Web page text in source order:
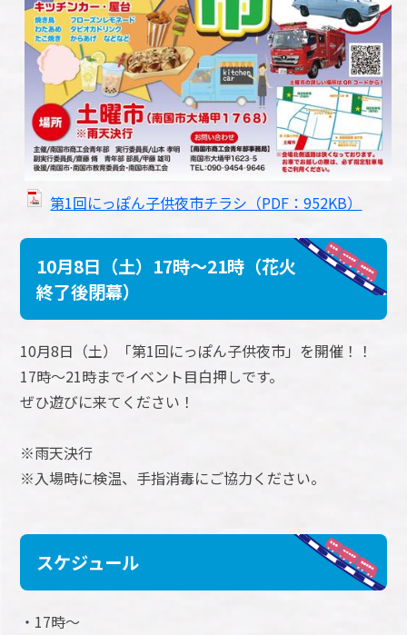
第1回にっぽん子供夜市チラシ（PDF：952KB）
10月8日（土）17時～21時（花火
終了後閉幕）
10月8日（土）「第1回にっぽん子供夜市」を開催！！
17時～21時までイベント目白押しです。
ぜひ遊びに来てください！
※雨天決行
※入場時に検温、手指消毒にご協力ください。
スケジュール
・17時～